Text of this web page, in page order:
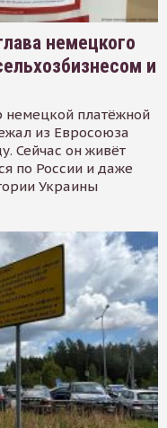
немецкого
и
платёжной
из Евросоюза
Сейчас он живёт
по России и даже
Украины